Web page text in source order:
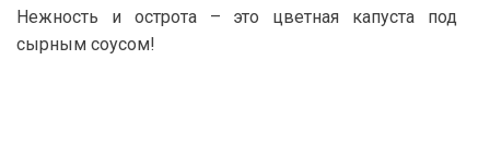
Нежность и острота – это цветная капуста под
сырным соусом!